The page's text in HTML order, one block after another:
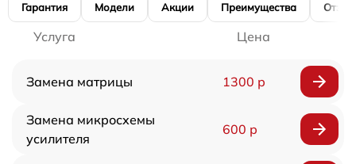
Гарантия Модели Акции Преимущества
Услуга Цена
Замена матрицы 1300 р
Замена микросхемы
усилителя
600 р